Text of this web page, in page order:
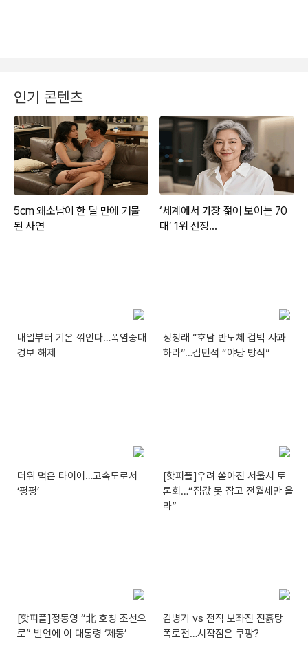
인기 콘텐츠
내일부터 기온 꺾인다…폭염중대
경보 해제
정청래 “호남 반도체 겁박 사과
하라”…김민석 “야당 방식”
더위 먹은 타이어…고속도로서
‘펑펑’
[핫피플]우려 쏟아진 서울시 토
론회…“집값 못 잡고 전월세만 올
라”
[핫피플]정동영 “北 호칭 조선으
로” 발언에 이 대통령 ‘제동’
김병기 vs 전직 보좌진 진흙탕
폭로전…시작점은 쿠팡?